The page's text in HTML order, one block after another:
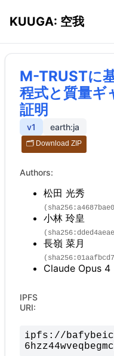
KUUGA: 空我
M-TRUSTに
程式と質量ギ
証明
v1 earth:ja
🗂️ Download ZIP
Authors:
松田 光秀
(
小林 玲皇
(
長嶺 菜月
(
Claude Opus 4
IPFS
URI:
ipfs://